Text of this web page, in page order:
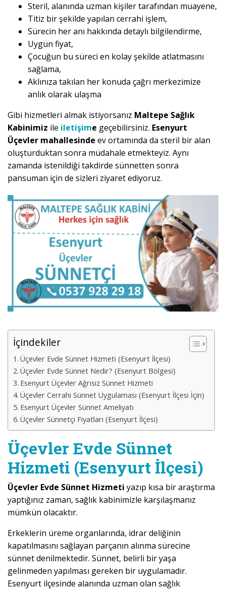
Steril, alanında uzman kişiler tarafından muayene,
Titiz bir şekilde yapılan cerrahi işlem,
Sürecin her anı hakkında detaylı bilgilendirme,
Uygun fiyat,
Çocuğun bu süreci en kolay şekilde atlatmasını
sağlama,
Aklınıza takılan her konuda çağrı merkezimize
anlık olarak ulaşma
Gibi hizmetleri almak istiyorsanız Maltepe Sağlık
Kabinimiz ile iletişime geçebilirsiniz. Esenyurt
Üçevler mahallesinde ev ortamında da steril bir alan
oluşturduktan sonra müdahale etmekteyiz. Aynı
zamanda istenildiği takdirde sünnetten sonra
pansuman için de sizleri ziyaret ediyoruz.
İçindekiler
Üçevler Evde Sünnet Hizmeti (Esenyurt İlçesi)
Üçevler Evde Sünnet Nedir? (Esenyurt Bölgesi)
Esenyurt Üçevler Ağrısız Sünnet Hizmeti
Üçevler Cerrahi Sünnet Uygulaması (Esenyurt İlçesi İçin)
Esenyurt Üçevler Sünnet Ameliyatı
Üçevler Sünnetçi Fiyatları (Esenyurt İlçesi)
Üçevler Evde Sünnet
Hizmeti (Esenyurt İlçesi)
Üçevler Evde Sünnet Hizmeti yazıp kısa bir araştırma
yaptığınız zaman, sağlık kabinimizle karşılaşmanız
mümkün olacaktır.
Erkeklerin üreme organlarında, idrar deliğinin
kapatılmasını sağlayan parçanın alınma sürecine
sünnet denilmektedir. Sünnet, belirli bir yaşa
gelinmeden yapılması gereken bir uygulamadır.
Esenyurt ilçesinde alanında uzman olan sağlık